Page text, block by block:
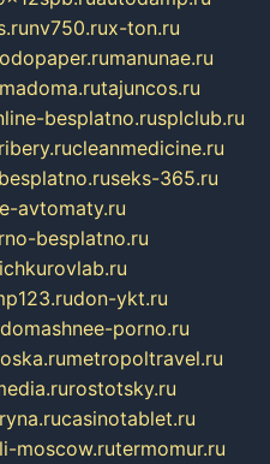
nv750.rux-ton.ru
manunae.ru
madoma.rutajuncos.ru
besplatno.rusplclub.ru
ribery.rucleanmedicine.ru
seks-365.ru
avtomaty.ru
besplatno.ru
don-ykt.ru
domashnee-porno.ru
metropoltravel.ru
rostotsky.ru
casinotablet.ru
moscow.rutermomur.ru